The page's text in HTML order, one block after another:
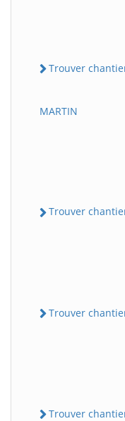
Trouver
MARTIN
Trouver
Trouver
Trouver